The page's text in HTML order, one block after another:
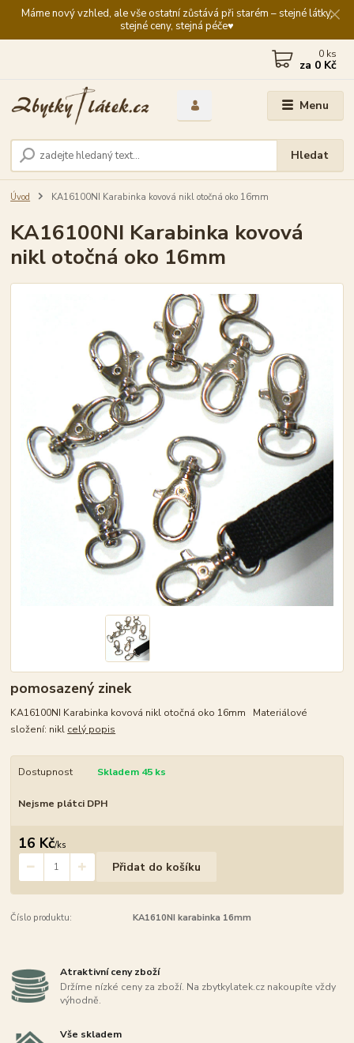
Máme nový vzhled, ale vše ostatní zůstává při starém – stejné látky,
stejné ceny, stejná péče♥️
Menu
Hledat
0 ks
za 0 Kč
Úvod KA16100NI Karabinka kovová nikl otočná oko 16mm
KA16100NI Karabinka kovová
nikl otočná oko 16mm
pomosazený zinek
KA16100NI Karabinka kovová nikl otočná oko 16mm Materiálové
složení: nikl celý popis
Dostupnost Skladem 45 ks
Nejsme plátci DPH
16 Kč/ks
Přidat do košíku
Číslo produktu: KA1610NI karabinka 16mm
Atraktivní ceny zboží
Držíme nízké ceny za zboží. Na zbytkylatek.cz nakoupíte vždy
výhodně.
Vše skladem